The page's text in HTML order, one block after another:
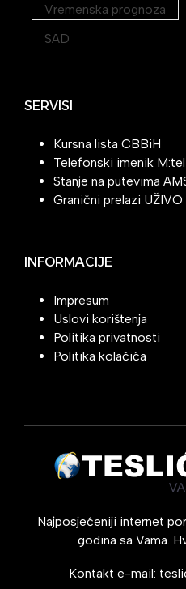
Vremenska prognoza
SAD
SERVISI
Kursna lista CBBiH
Telefonski imenik M:tel
Stanje na putevima
Granični prelazi UŽIVO
INFORMACIJE
Impresum
Uslovi korištenja
Politika privatnosti
Politika kolačića
Najposjećeniji internet
godina sa Vama.
Kontakt e-mail: